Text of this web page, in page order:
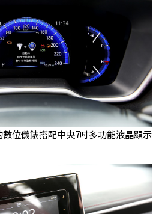
位儀錶搭配中央7吋多功能液晶顯示